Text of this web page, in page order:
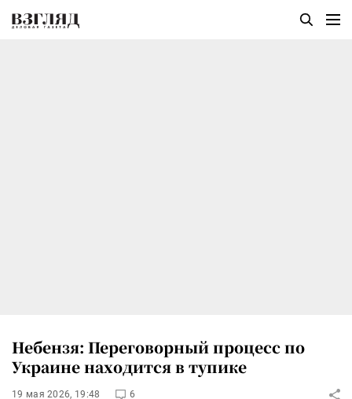
Небензя: Переговорный процесс по
Украине находится в тупике
19 мая 2026, 19:48 6